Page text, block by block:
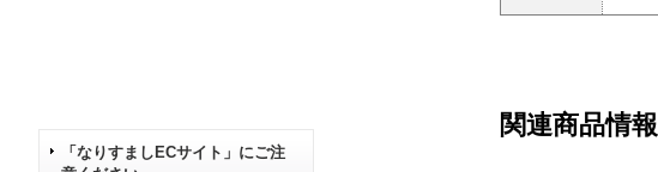
「なりすましECサイト」にご注
関連商品情報